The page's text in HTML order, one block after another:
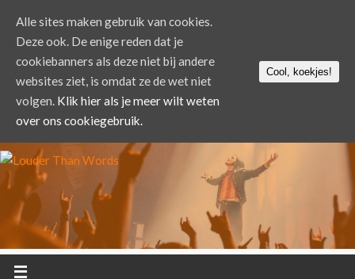
Alle sites maken gebruik van cookies.
Deze ook. De enige reden dat je
cookiebanners als deze niet bij andere
websites ziet, is omdat ze de wet niet
volgen. Klik hier als je meer wilt weten
over ons cookiegebruik.
Cool, koekjes!